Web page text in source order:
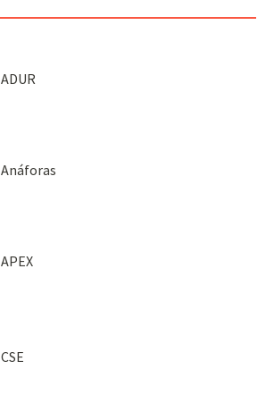
ADUR
Anáforas
APEX
CSE